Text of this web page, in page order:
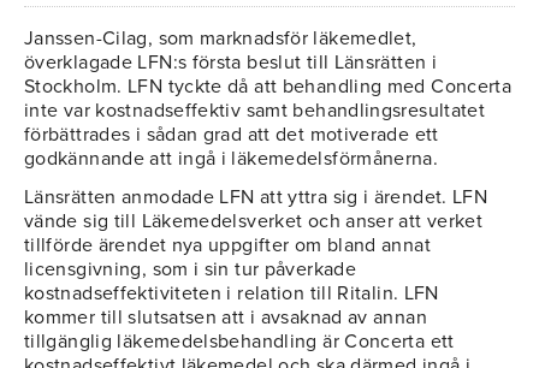
Janssen-Cilag, som marknadsför läkemedlet,
överklagade LFN:s första beslut till Länsrätten i
Stockholm. LFN tyckte då att behandling med Concerta
inte var kostnadseffektiv samt behandlingsresultatet
förbättrades i sådan grad att det motiverade ett
godkännande att ingå i läkemedelsförmånerna.
Länsrätten anmodade LFN att yttra sig i ärendet. LFN
vände sig till Läkemedelsverket och anser att verket
tillförde ärendet nya uppgifter om bland annat
licensgivning, som i sin tur påverkade
kostnadseffektiviteten i relation till Ritalin. LFN
kommer till slutsatsen att i avsaknad av annan
tillgänglig läkemedelsbehandling är Concerta ett